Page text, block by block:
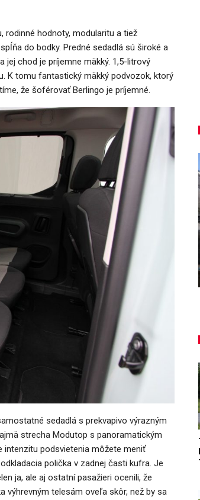
hodnoty, modularitu a tiež
do bodky. Predné sedadlá sú široké a
jej chod je príjemne mäkký. 1,5-litrový
K tomu fantastický mäkký podvozok, ktorý
že šoférovať Berlingo je príjemné.
sedadlá s prekvapivo výrazným
strecha Modutop s panoramatickým
intenzitu podsvietenia môžete meniť
polička v zadnej časti kufra. Je
ja, ale aj ostatní pasažieri ocenili, že
výhrevným telesám oveľa skôr, než by sa
AUTO TESTY
Dacia Duster hybrid-G 150
4×4 – Trojitý útok
Daniel Balucha aug 6, 2026